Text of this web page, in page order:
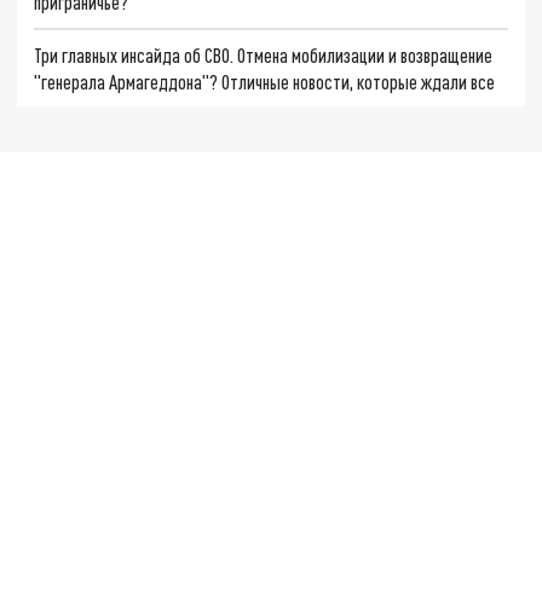
Три главных инсайда об СВО. Отмена мобилизации и возвращение
"генерала Армагеддона"? Отличные новости, которые ждали все